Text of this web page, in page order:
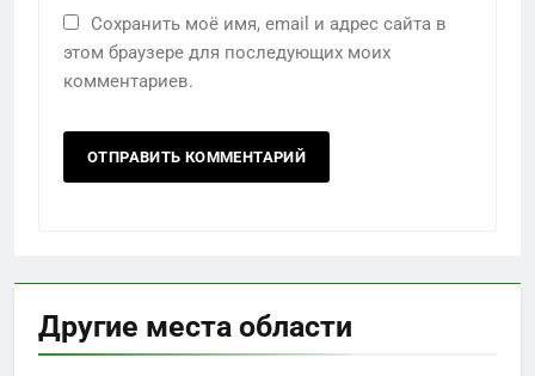
Сохранить моё имя, email и адрес сайта в
этом браузере для последующих моих
комментариев.
Другие места области